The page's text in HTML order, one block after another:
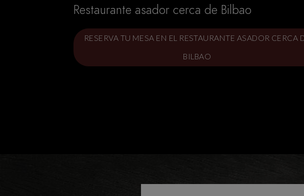
Restaurante asador cerca de Bilbao
RESERVA TU MESA EN EL RESTAURANTE ASADOR CERCA
BILBAO